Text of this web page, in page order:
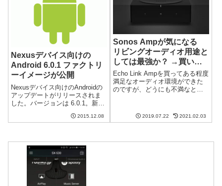
Nexusデバイス向けの
Android 6.0.1 ファクトリ
ーイメージが公開
Nexusデバイス向けのAndroidの
アップデートがリリースされま
した。バージョンは 6.0.1。新し
ようです。アップデートが公開
公開され...
2015.12.08
Sonos Ampが気になる
リビングオーディオ用途と
しては最強か？ →買いま
した
Echo Link Ampを買ってある程度
満足なオーディオ環境ができた
のですが、どうにも不満なとこ
ろ、リビングルームのオーディ
オとしてはかなり良いのでは？
2019.07.22 2021.02.03